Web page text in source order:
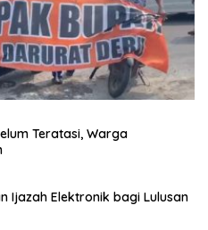
Teratasi, Warga
Ijazah Elektronik bagi Lulusan